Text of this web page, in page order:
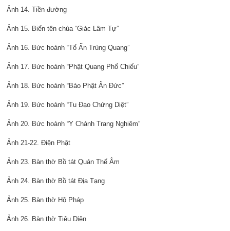
Ảnh 14. Tiền đường
Ảnh 15. Biển tên chùa “Giác Lâm Tự”
Ảnh 16. Bức hoành “Tổ Ấn Trùng Quang”
Ảnh 17. Bức hoành “Phật Quang Phổ Chiếu”
Ảnh 18. Bức hoành “Báo Phật Ân Đức”
Ảnh 19. Bức hoành “Tu Đạo Chứng Diệt”
Ảnh 20. Bức hoành “Y Chánh Trang Nghiêm”
Ảnh 21-22. Điện Phật
Ảnh 23. Bàn thờ Bồ tát Quán Thế Âm
Ảnh 24. Bàn thờ Bồ tát Địa Tạng
Ảnh 25. Bàn thờ Hộ Pháp
Ảnh 26. Bàn thờ Tiêu Diện